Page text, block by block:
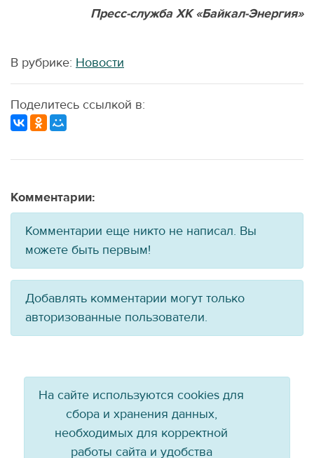
Пресс-служба ХК «Байкал-Энергия»
В рубрике: Новости
Поделитесь ссылкой в:
Комментарии:
Комментарии еще никто не написал. Вы
можете быть первым!
Добавлять комментарии могут только
авторизованные пользователи.
На сайте используются cookies для
сбора и хранения данных,
необходимых для корректной
работы сайта и удобства